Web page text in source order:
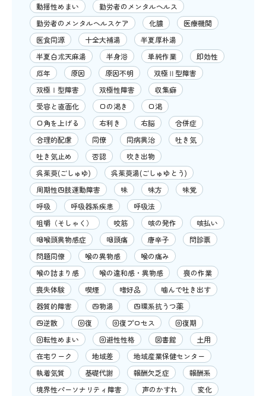
動揺性めまい
勤労者のメンタルヘルス
勤労者のメンタルヘルスケア
化膿
医療機関
医食同源
十全大補湯
半夏厚朴湯
半夏白朮天麻湯
半身浴 単純作業
即効性
厄年
原因 原因不明
双極Ⅱ型障害
双極Ⅰ型障害
双極性障害
収集癖
受容と直面化
口の渇き
口渇
口角を上げる
右利き 右脳
合併症
合理的配慮
同僚 同病異治
吐き気
吐き気止め
否認
吹き出物
呉茱萸(ごしゅゆ)
呉茱萸湯(ごしゅゆとう)
周期性四肢運動障害
味 味方
味覚
呼吸
呼吸器系疾患
呼吸法
咀嚼（そしゃく）
咬筋 咳の発作
咳払い
咽喉頭異物感症
咽頭痛 唐辛子
問診票
問題同僚
喉の異物感
喉の痛み
喉の詰まり感
喉の違和感・異物感
喪の作業
喪失体験
喫煙 嗜好品
噛んで吐き出す
器質的障害
四物湯
四環系抗うつ薬
四逆散
回復 回復プロセス
回復期
回転性めまい
回避性性格 図書館
土用
在宅ワーク
地域差
地域産業保健センター
執着気質
基礎代謝 報酬欠乏症
報酬系
境界性パーソナリティ障害
声のかすれ
変化